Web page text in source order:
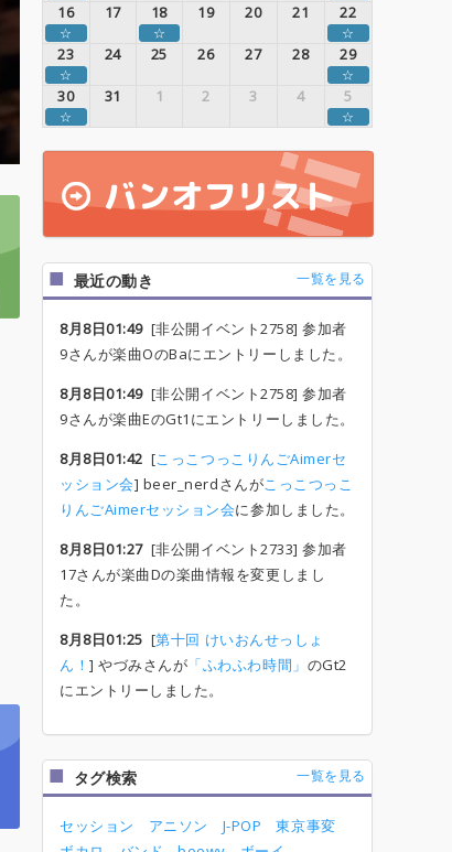
16 17 18 19 20 21 22
☆ ☆ ☆
23 24 25 26 27 28 29
☆ ☆
30 31 1 2 3 4 5
☆ ☆
最近の動き 一覧を見る
8月8日01:49[非公開イベント2758] 参加者
9さんが楽曲OのBaにエントリーしました。
8月8日01:49[非公開イベント2758] 参加者
9さんが楽曲EのGt1にエントリーしました。
8月8日01:42 [こっこつっこりんごAimerセ
ッション会] beer_nerdさんがこっこつっこ
りんごAimerセッション会に参加しました。
8月8日01:27[非公開イベント2733] 参加者
17さんが楽曲Dの楽曲情報を変更しまし
た。
8月8日01:25 [第十回 けいおんせっしょ
ん！] やづみさんが 「ふわふわ時間」 のGt2
にエントリーしました。
タグ検索 一覧を見る
セッション アニソン J-POP
東京事変